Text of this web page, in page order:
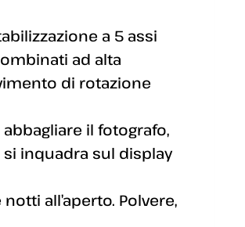
a 5 assi
ad alta
di rotazione
il fotografo,
inquadra sul display
all’aperto. Polvere,